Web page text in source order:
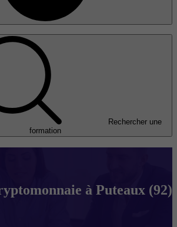
Rechercher une
formation
à Puteaux (92)